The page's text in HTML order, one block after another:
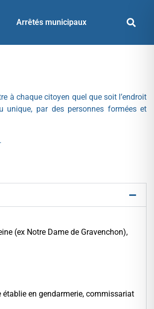
Arrêtés municipaux
à chaque citoyen quel que soit l’endroit
par des personnes formées et
(ex Notre Dame de Gravenchon),
établie en gendarmerie, commissariat